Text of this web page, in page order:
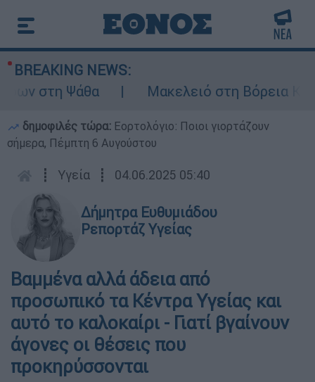
BREAKING NEWS:
στη Ψάθα
Μακελειό στη Βόρεια
δημοφιλές τώρα: Εορτολόγιο: Ποιοι γιορτάζουν
σήμερα, Πέμπτη 6 Αυγούστου
┋ Υγεία ┋ 04.06.2025 05:40
Δήμητρα Ευθυμιάδου
Ρεπορτάζ Υγείας
Βαμμένα αλλά άδεια από
προσωπικό τα Κέντρα Υγείας και
αυτό το καλοκαίρι - Γιατί βγαίνουν
άγονες οι θέσεις που
προκηρύσσονται